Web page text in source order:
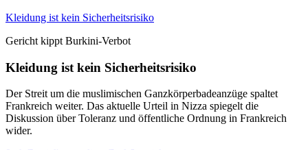
Kleidung ist kein Sicherheitsrisiko
Gericht kippt Burkini-Verbot
Kleidung ist kein Sicherheitsrisiko
Der Streit um die muslimischen Ganzkörperbadeanzüge spaltet
Frankreich weiter. Das aktuelle Urteil in Nizza spiegelt die
Diskussion über Toleranz und öffentliche Ordnung in Frankreich
wider.